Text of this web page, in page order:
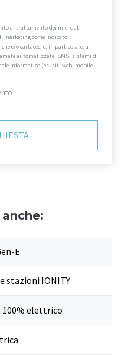
al trattamento dei miei dati
marketing come indicato
e/o cartacee, e, in particolare, a
automatizzate, SMS, sistemi di
informatico (es. siti web, mobile
E
stazioni IONITY
100% elettrico